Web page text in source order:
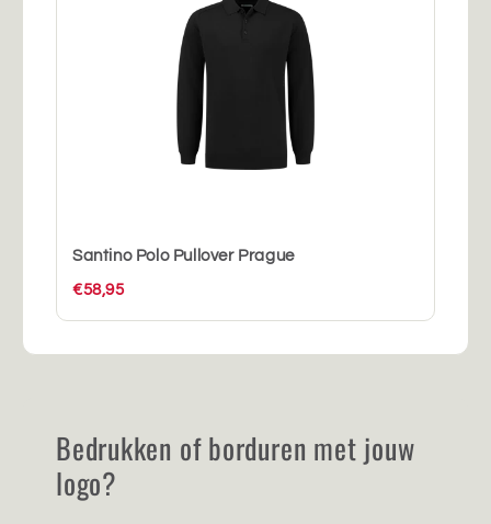
Santino Polo Pullover Prague
€58,95
Bedrukken of borduren met jouw
logo?